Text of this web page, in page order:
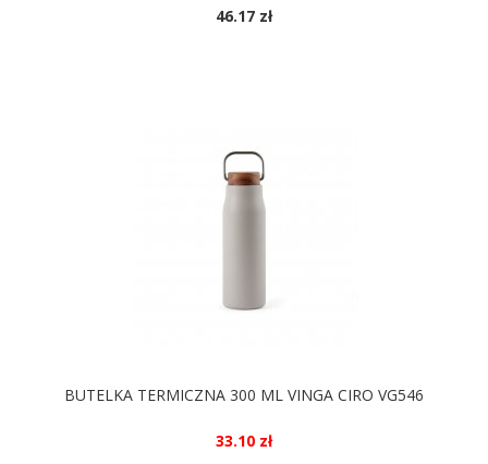
46.17 zł
BUTELKA TERMICZNA 300 ML VINGA CIRO VG546
33.10 zł